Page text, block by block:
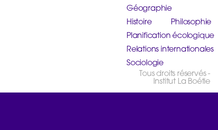
Géographie
Histoire
Philosophie
Planification écologique
Relations internationales
Sociologie
Tous droits réservés -
Institut La Boétie